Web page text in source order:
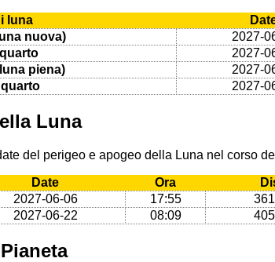
luna
nuova)
2027-
2027-
piena)
2027-
2027-
Luna
del perigeo e apogeo della Luna nel corso
Date Ora
2027-06-06 17:55
2027-06-22 08:09